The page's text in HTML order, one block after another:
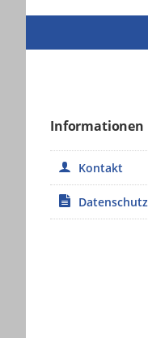
Informationen
Kontakt